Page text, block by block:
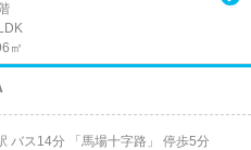
㎡
バス14分 「馬場十字路」 停歩5分